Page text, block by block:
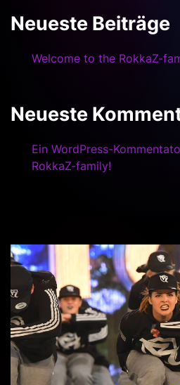
Neueste Beiträge
Welcome to the RokkaZ-
Neueste
Ein WordPress-
RokkaZ-family!